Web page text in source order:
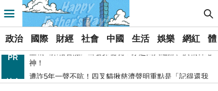
[Newtalk新聞] 全民瘋股？李同榮提四大警訊 投資五段飽足警戒
導航選單
政治 國際 財經 社會 中國 生活 娛樂 網紅
選
單
政治
慈濟買疫苗遭騙10億元 民進黨點名柯文哲、蔣萬安等人
向防疫團隊道歉
PR
星城《萊格冒險》出發探秘境！穿越四大遺跡、決戰羽蛇
遭詐5年一聲不吭！四叉貓揪慈濟聲明重點是「記得還我
10億」他轟：太瞎了！
藍白欠陳時中道歉？ 鄭麗文氣炸：無恥至極、跟全台下